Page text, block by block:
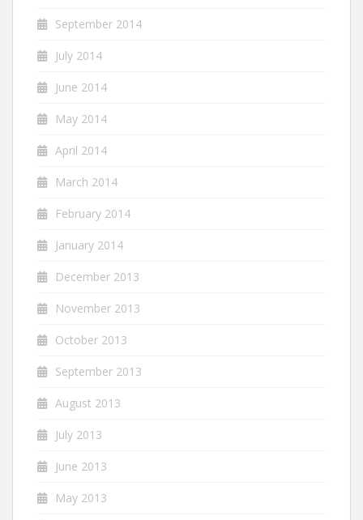
September 2014
July 2014
June 2014
May 2014
April 2014
March 2014
February 2014
January 2014
December 2013
November 2013
October 2013
September 2013
August 2013
July 2013
June 2013
May 2013